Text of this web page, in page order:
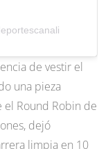
de vestir el
una pieza
Round Robin de
dejó
limpia en 10